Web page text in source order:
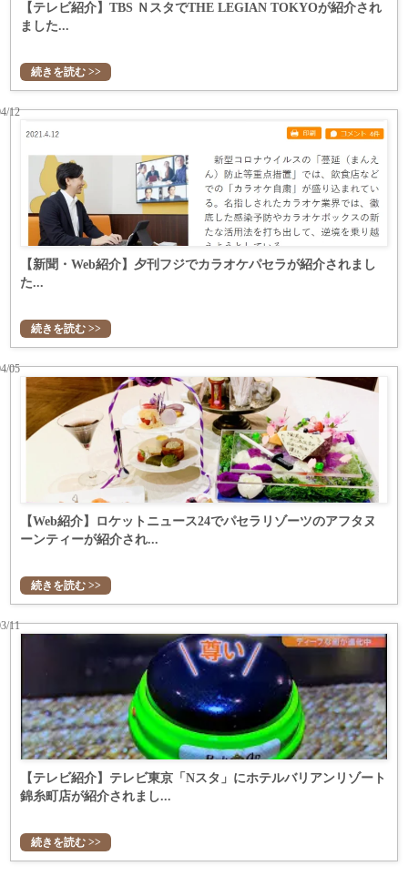
【テレビ紹介】TBS ＮスタでTHE LEGIAN TOKYOが紹介され
ました...
続きを読む >>
【新聞・Web紹介】夕刊フジでカラオケパセラが紹介されまし
た...
12
続きを読む >>
【Web紹介】ロケットニュース24でパセラリゾーツのアフタヌ
ーンティーが紹介され...
05
続きを読む >>
【テレビ紹介】テレビ東京「Nスタ」にホテルバリアンリゾート
錦糸町店が紹介されまし...
11
続きを読む >>